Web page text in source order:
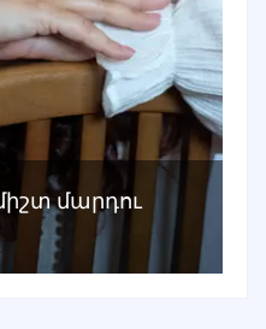
մարդու